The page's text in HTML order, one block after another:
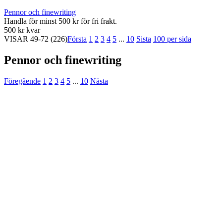
Pennor och finewriting
Handla för minst 500 kr för fri frakt.
500 kr kvar
VISAR 49-72 (226)Första 1 2 3 4 5 ... 10 Sista 100 per sida
Pennor och finewriting
Föregående 1 2 3 4 5 ... 10 Nästa